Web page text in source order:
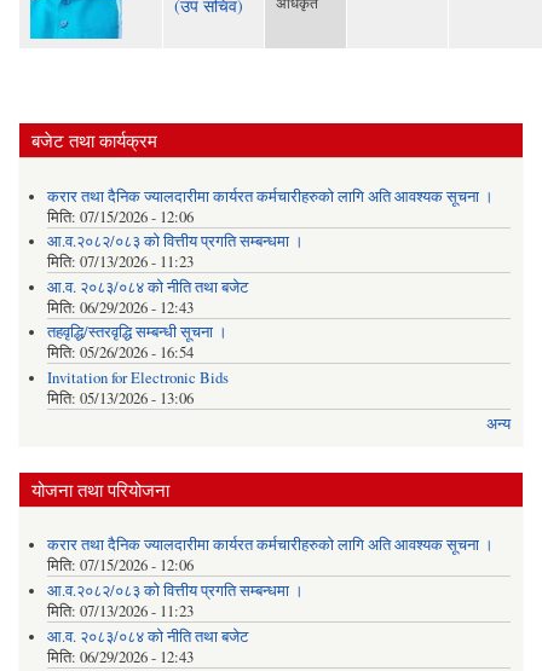
(उप सचिव)
बजेट तथा कार्यक्रम
करार तथा दैनिक ज्यालदारीमा कार्यरत कर्मचारीहरुको लागि अति आवश्यक सूचना ।
मिति: 07/15/2026 - 12:06
आ.व.२०८२/०८३ को वित्तीय प्रगति सम्बन्धमा ।
मिति: 07/13/2026 - 11:23
आ.व. २०८३/०८४ को नीति तथा बजेट
मिति: 06/29/2026 - 12:43
तहवृद्धि/स्तरवृद्धि सम्बन्धी सूचना ।
मिति: 05/26/2026 - 16:54
Invitation for Electronic Bids
मिति: 05/13/2026 - 13:06
अन्य
योजना तथा परियोजना
करार तथा दैनिक ज्यालदारीमा कार्यरत कर्मचारीहरुको लागि अति आवश्यक सूचना ।
मिति: 07/15/2026 - 12:06
आ.व.२०८२/०८३ को वित्तीय प्रगति सम्बन्धमा ।
मिति: 07/13/2026 - 11:23
आ.व. २०८३/०८४ को नीति तथा बजेट
मिति: 06/29/2026 - 12:43